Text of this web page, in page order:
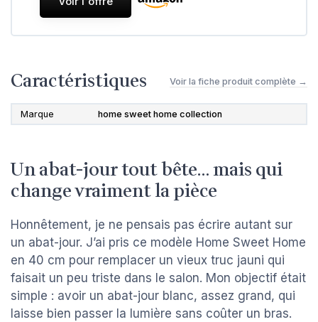
Caractéristiques Voir la fiche produit complète →
Marque home sweet home collection
Un abat-jour tout bête… mais qui
change vraiment la pièce
Honnêtement, je ne pensais pas écrire autant sur
un abat-jour. J’ai pris ce modèle Home Sweet Home
en 40 cm pour remplacer un vieux truc jauni qui
faisait un peu triste dans le salon. Mon objectif était
simple : avoir un abat-jour blanc, assez grand, qui
laisse bien passer la lumière sans coûter un bras.